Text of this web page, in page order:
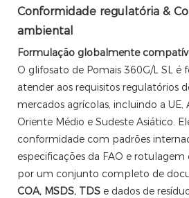
Conformidade regulatória &
ambiental
Formulação globalmente
O glifosato de Pomais 360G/L SL é
atender aos requisitos regulatórios
mercados agrícolas, incluindo a UE,
Oriente Médio e Sudeste Asiático.
conformidade com padrões
especificações da FAO e rotulagem
por um conjunto completo de
COA, MSDS, TDS e dados de